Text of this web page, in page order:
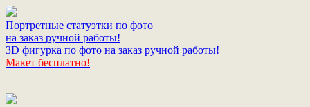
Портретные статуэтки по фото
на заказ ручной работы!
3D фигурка по фото на заказ ручной работы!
Макет бесплатно!